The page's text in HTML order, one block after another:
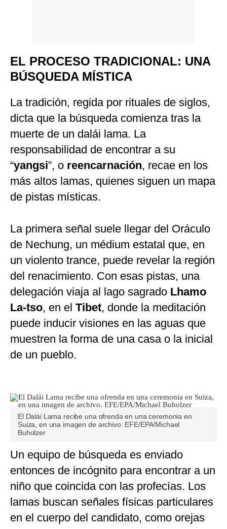
EL PROCESO TRADICIONAL: UNA
BÚSQUEDA MÍSTICA
La tradición, regida por rituales de siglos,
dicta que la búsqueda comienza tras la
muerte de un dalái lama. La
responsabilidad de encontrar a su
“yangsi”, o reencarnación, recae en los
más altos lamas, quienes siguen un mapa
de pistas místicas.
La primera señal suele llegar del Oráculo
de Nechung, un médium estatal que, en
un violento trance, puede revelar la región
del renacimiento. Con esas pistas, una
delegación viaja al lago sagrado Lhamo
La-tso, en el Tibet, donde la meditación
puede inducir visiones en las aguas que
muestren la forma de una casa o la inicial
de un pueblo.
El Dalái Lama recibe una ofrenda en una ceremonia en
Suiza, en una imagen de archivo. EFE/EPA/Michael
Buholzer
Un equipo de búsqueda es enviado
entonces de incógnito para encontrar a un
niño que coincida con las profecías. Los
lamas buscan señales físicas particulares
en el cuerpo del candidato, como orejas